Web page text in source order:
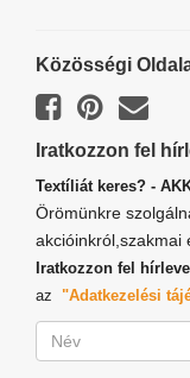
Közösségi
Iratkozzon fel
Textíliát keres? -
Örömünkre
akcióinkról,szakmai
Iratkozzon fel
az "Adatkezelési